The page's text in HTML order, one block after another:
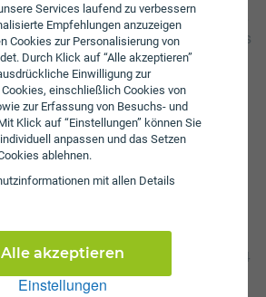
Services laufend zu verbessern
Empfehlungen anzuzeigen
Cookies zur Personalisierung von
Durch Klick auf “Alle akzeptieren”
Einwilligung zur
einschließlich Cookies von
zur Erfassung von Besuchs- und
Klick auf “Einstellungen” können Sie
anpassen und das Setzen
ablehnen.
mit allen Details
Einstellungen
Alle akzeptieren
an. Die jährliche Servicepauschale
fallen einmalige Gebühren von bis
Einmalkosten können sich durch
im Online-Shop reduzieren.
Fristen
bei TV S + Internet Fiber 30 beträgt 24
beträgt 1 Monat.